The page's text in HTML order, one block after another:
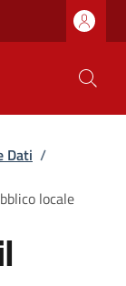
Dati /
locale